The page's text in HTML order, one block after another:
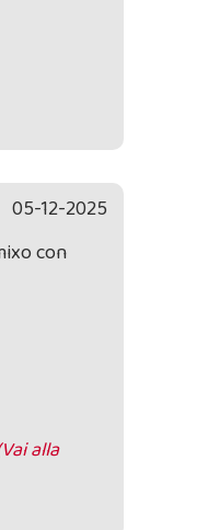
05-12-2025
con
alla